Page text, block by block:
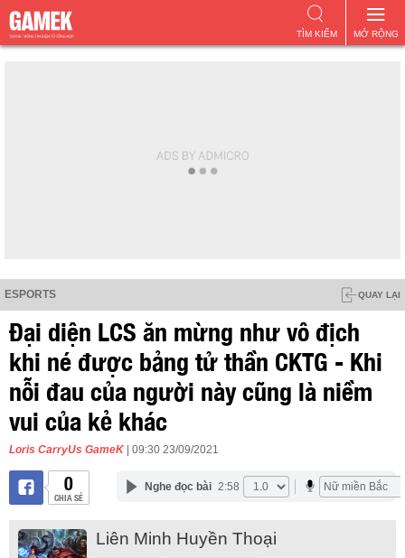
MỞ RỘNG
TÌM KIẾM
ESPORTS QUAY LẠI
Đại diện LCS ăn mừng như vô địch
khi né được bảng tử thần CKTG - Khi
nỗi đau của người này cũng là niềm
vui của kẻ khác
Loris CarryUs GameK | 09:30 23/09/2021
0
CHIA SẺ
Nghe đọc bài 2:58
Liên Minh Huyền Thoại